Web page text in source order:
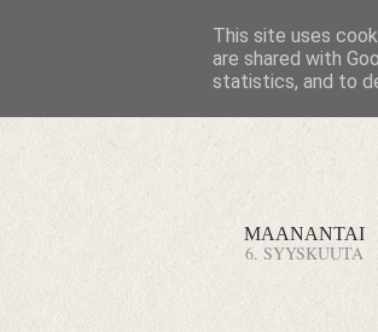
MAANANTAI
6. SYYSKUUTA
This site uses
are shared with
statistics, and to